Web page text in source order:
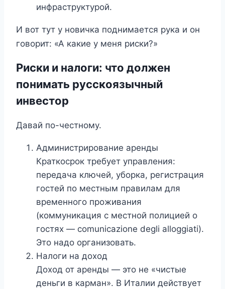
инфраструктурой.
И вот тут у новичка поднимается рука и он
говорит: «А какие у меня риски?»
Риски и налоги: что должен
понимать русскоязычный
инвестор
Давай по-честному.
Администрирование аренды
Краткосрок требует управления:
передача ключей, уборка, регистрация
гостей по местным правилам для
временного проживания
(коммуникация с местной полицией о
гостях — comunicazione degli alloggiati).
Это надо организовать.
Налоги на доход
Доход от аренды — это не «чистые
деньги в карман». В Италии действует